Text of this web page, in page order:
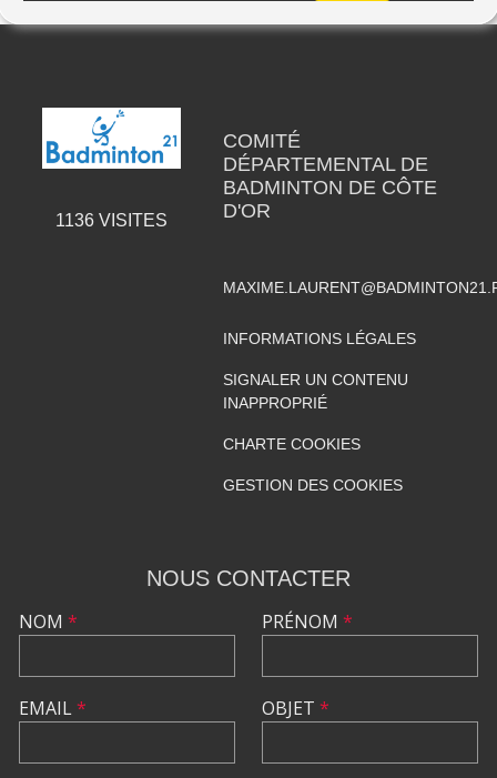
1136VISITES
COMITÉ
DÉPARTEMENTAL DE
BADMINTON DE CÔTE
D'OR
INFORMATIONS LÉGALES
SIGNALER UN CONTENU
INAPPROPRIÉ
CHARTE COOKIES
GESTION DES COOKIES
NOUS CONTACTER
NOM *
EMAIL*
PRÉNOM *
OBJET *